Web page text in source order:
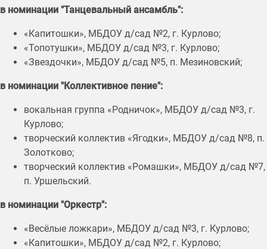
в номинации "Танцевальный ансамбль":
«Капитошки», МБДОУ д/сад №2, г. Курлово;
«Топотушки», МБДОУ д/сад №3, г. Курлово;
«Звездочки», МБДОУ д/сад №5, п. Мезиновский;
в номинации "Коллективное пение":
вокальная группа «Родничок», МБДОУ д/сад №3, г.
Курлово;
творческий коллектив «Ягодки», МБДОУ д/сад №8, п.
Золотково;
творческий коллектив «Ромашки», МБДОУ д/сад №7,
п. Уршельский.
в номинации "Оркестр":
«Весёлые ложкари», МБДОУ д/сад №3, г. Курлово;
«Капитошки», МБДОУ д/сад №2, г. Курлово;